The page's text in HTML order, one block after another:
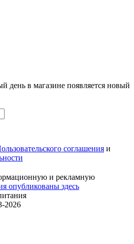
день в магазине появляется новый
соглашения и
и рекламную
опубликованы здесь
2026